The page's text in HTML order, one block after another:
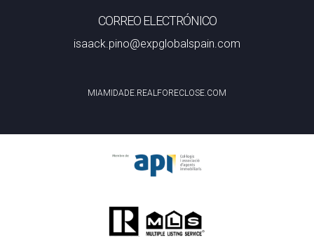
CORREO ELECTRÓNICO
isaack.pino@expglobalspain.com
MIAMIDADE.REALFORECLOSE.COM